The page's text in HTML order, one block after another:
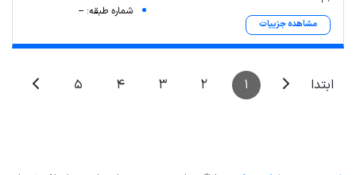
مشاهده جزییات
شماره طبقه: --
ابتدا 1
2
3
4
5